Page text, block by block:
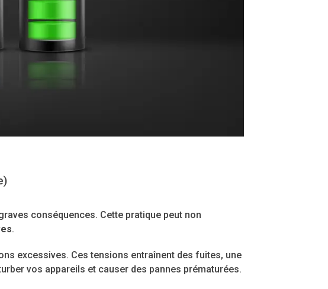
conséquences. Cette pratique peut non
.
excessives. Ces tensions entraînent des fuites, une
vos appareils et causer des pannes prématurées.